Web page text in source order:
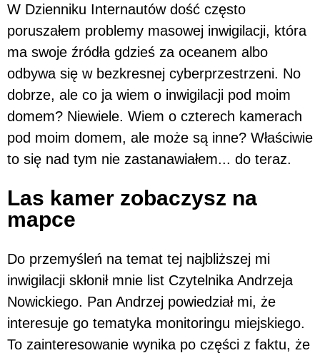
W Dzienniku Internautów dość często
poruszałem problemy masowej inwigilacji, która
ma swoje źródła gdzieś za oceanem albo
odbywa się w bezkresnej cyberprzestrzeni. No
dobrze, ale co ja wiem o inwigilacji pod moim
domem? Niewiele. Wiem o czterech kamerach
pod moim domem, ale może są inne? Właściwie
to się nad tym nie zastanawiałem... do teraz.
Las kamer zobaczysz na
mapce
Do przemyśleń na temat tej najbliższej mi
inwigilacji skłonił mnie list Czytelnika Andrzeja
Nowickiego. Pan Andrzej powiedział mi, że
interesuje go tematyka monitoringu miejskiego.
To zainteresowanie wynika po części z faktu, że